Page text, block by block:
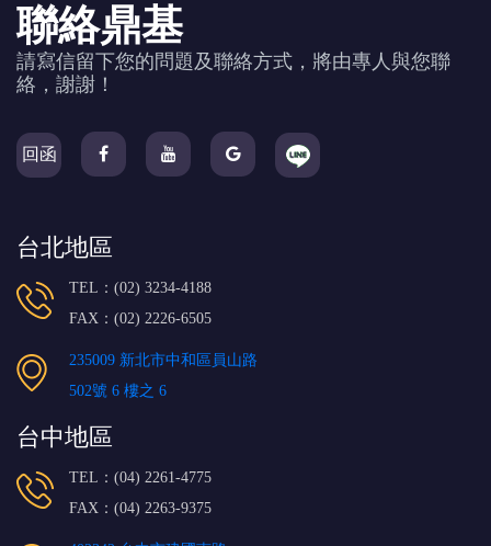
聯絡鼎基
請寫信留下您的問題及聯絡方式，將由專人與您聯
絡，謝謝！
回函
台北地區
TEL：(02) 3234-4188
FAX：(02) 2226-6505
235009 新北市中和區員山路
502號 6 樓之 6
台中地區
TEL：(04) 2261-4775
FAX：(04) 2263-9375